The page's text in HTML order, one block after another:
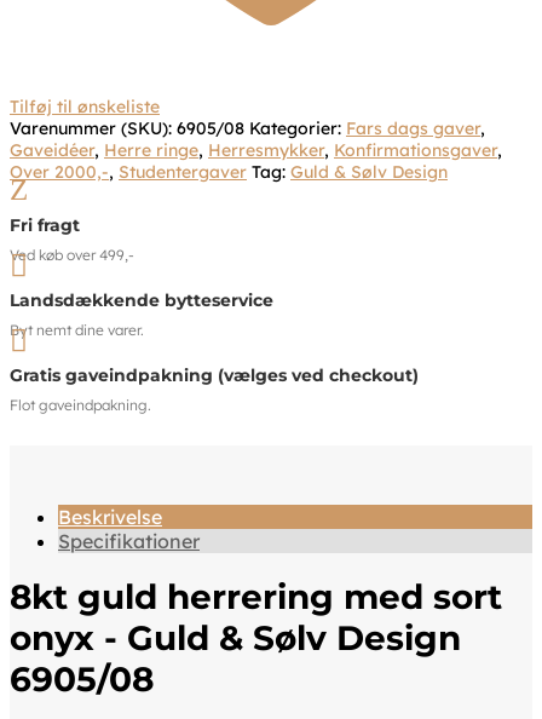
Tilføj til ønskeliste
Varenummer (SKU): 6905/08 Kategorier: Fars dags gaver,
Gaveidéer, Herre ringe, Herresmykker, Konfirmationsgaver,
Over 2000,-, Studentergaver Tag: Guld & Sølv Design
Z
Fri fragt
Ved køb over 499,-

Landsdækkende bytteservice
Byt nemt dine varer.

Gratis gaveindpakning (vælges ved checkout)
Flot gaveindpakning.
Beskrivelse
Specifikationer
8kt guld herrering med sort
onyx - Guld & Sølv Design
6905/08